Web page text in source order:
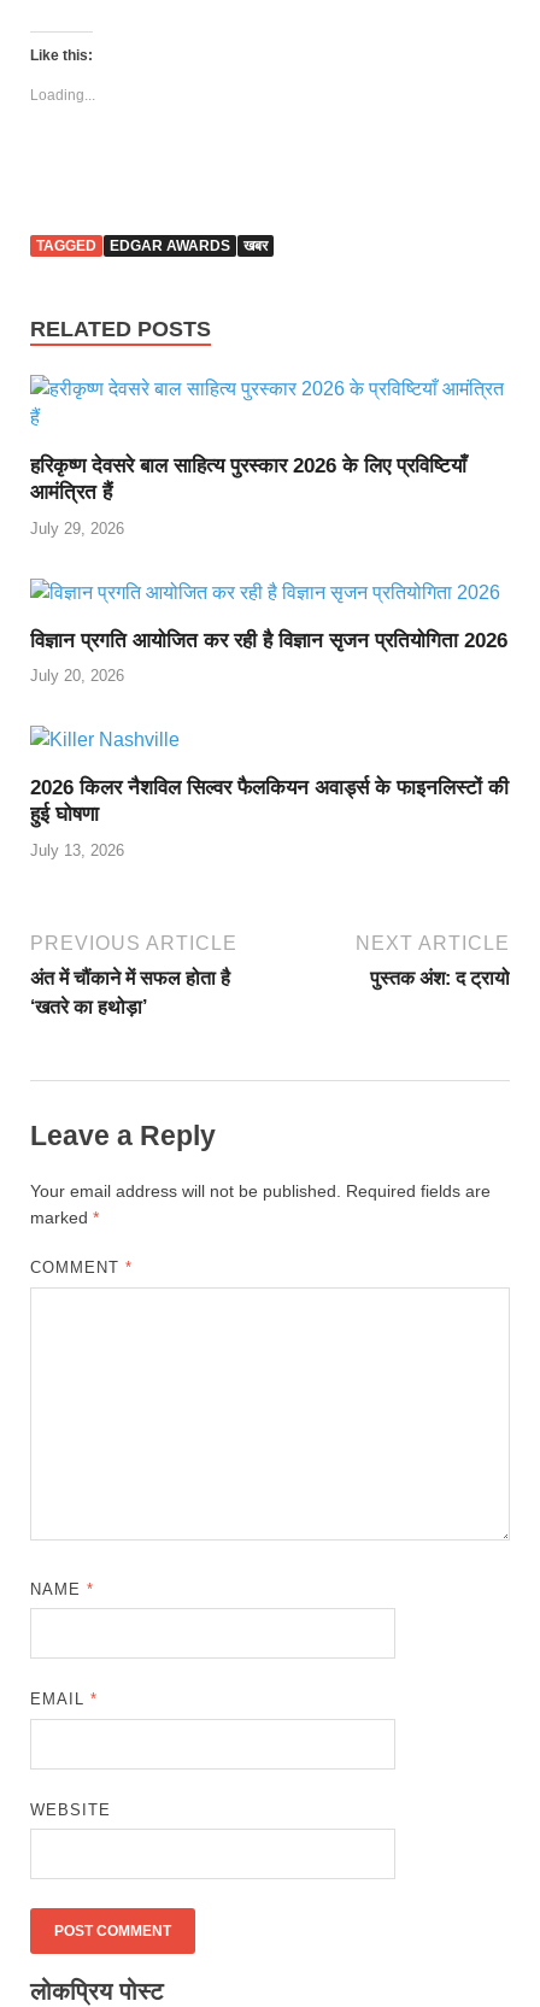
Like this:
Loading...
TAGGED EDGAR AWARDS खबर
RELATED POSTS
हरिकृष्ण देवसरे बाल साहित्य पुरस्कार 2026 के लिए प्रविष्टियाँ
आमंत्रित हैं
July 29, 2026
विज्ञान प्रगति आयोजित कर रही है विज्ञान सृजन प्रतियोगिता 2026
July 20, 2026
2026 किलर नैशविल सिल्वर फैलकियन अवार्ड्स के फाइनलिस्टों की
हुई घोषणा
July 13, 2026
PREVIOUS ARTICLE
अंत में चौंकाने में सफल होता है
‘खतरे का हथोड़ा’
NEXT ARTICLE
पुस्तक अंश: द ट्रायो
Leave a Reply
Your email address will not be published. Required fields are
marked *
COMMENT*
NAME*
EMAIL*
WEBSITE
लोकप्रिय पोस्ट